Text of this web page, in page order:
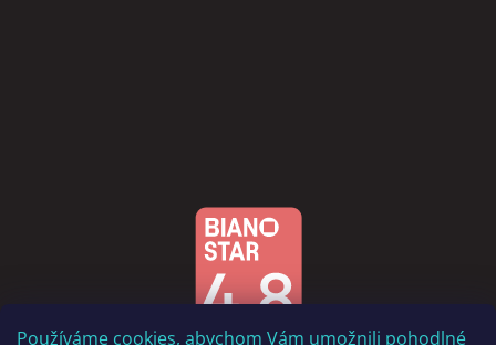
Používáme cookies, abychom Vám umožnili pohodlné